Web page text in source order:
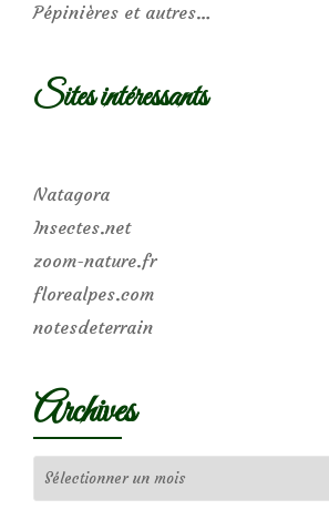
Pépinières et autres…
Sites intéressants
Natagora
Insectes.net
zoom-nature.fr
florealpes.com
notesdeterrain
Archives